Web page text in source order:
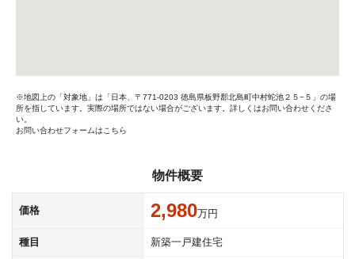
※地図上の「対象地」は「日本、〒771-0203 徳島県板野郡北島町中村蛇池２５−５」の場
所を指しています。実際の場所ではない場合がございます。詳しくはお問い合わせくださ
い。
お問い合わせフォームはこちら
物件概要
価格 2,980万円
種目 新築一戸建住宅